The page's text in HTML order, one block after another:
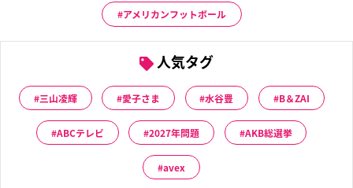
アメリカンフットボール
人気タグ
三山凌輝 愛子さま 水谷豊 B＆ZAI
ABCテレビ 2027年問題 AKB総選挙
avex